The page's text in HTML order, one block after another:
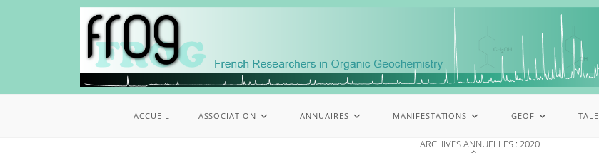
ACCUEIL ASSOCIATION ANNUAIRES MANIFESTATIONS GEOF
ARCHIVES ANNUELLES : 2020